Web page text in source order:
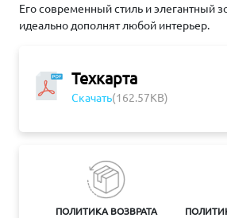
Техкарта
Скачать(162.57KB)
ПОЛИТИКА ВОЗВРАТА
Его современный стиль и элегантный
идеально дополнят любой интерьер.